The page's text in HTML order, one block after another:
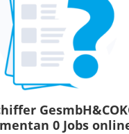
0 Jobs